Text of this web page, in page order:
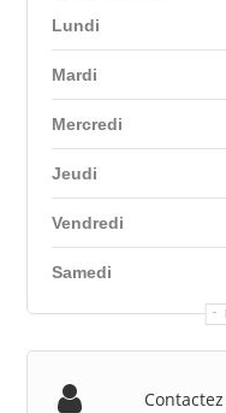
Lundi
Mardi
Mercredi
Jeudi
Vendredi
Samedi